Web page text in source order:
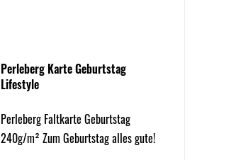
Perleberg Karte Geburtstag
Lifestyle
Perleberg Faltkarte Geburtstag
240g/m² Zum Geburtstag alles gute!